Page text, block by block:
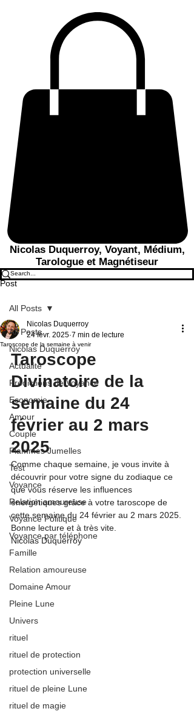
Nicolas Duquerroy, Voyant, Médium,
Tarologue et Magnétiseur
Post
All Posts
Nicolas Duquerroy
Actualité
Prédictions de Voyance
Economie
Amour
Couple
Flammes Jumelles
Test
Voyance
Relation amoureuse
Voyance Politique
Voyance par téléphone
Famille
Relation amoureuse
Domaine Amour
Pleine Lune
Univers
rituel
rituel de protection
protection universelle
rituel de pleine Lune
rituel de magie
All Posts
Taroscope de la semaine à venir
Nicolas Duquerroy
24 févr. 2025 7 min de lecture
Taroscope
Divinatoire de la
semaine du 24
février au 2 mars
2025
Comme chaque semaine, je vous invite à
découvrir pour votre signe du zodiaque ce
que vous réserve les influences
énergétiques grâce à votre taroscope de
cette semaine du 24 février au 2 mars 2025.
Bonne lecture et à très vite.
Nicolas Duquerroy